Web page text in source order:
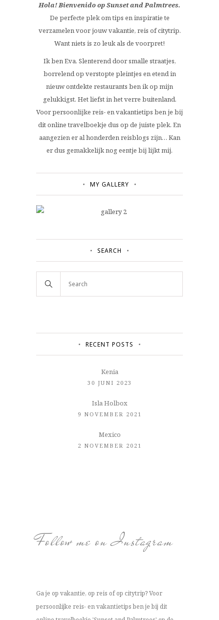
Hola! Bienvenido op Sunset and Palmtrees.
De perfecte plek om tips en inspiratie te
verzamelen voor jouw vakantie, reis of citytrip.
Want niets is zo leuk als de voorpret!
Ik ben Eva. Slenterend door smalle straatjes,
borrelend op verstopte pleintjes en etend in
nieuw ontdekte restaurants ben ik op mijn
gelukkigst. Het liefst in het verre buitenland.
Voor persoonlijke reis- en vakantietips ben je bij
dit online travelboekje dus op de juiste plek. En
aangezien er al honderden reisblogs zijn… Kan
er dus gemakkelijk nog eentje bij lijkt mij.
MY GALLERY
SEARCH
RECENT POSTS
Kenia
30 JUNI 2023
Isla Holbox
9 NOVEMBER 2021
Mexico
2 NOVEMBER 2021
Follow me on Instagram
Ga je op vakantie, op reis of op citytrip? Voor
persoonlijke reis- en vakantietips ben je bij dit